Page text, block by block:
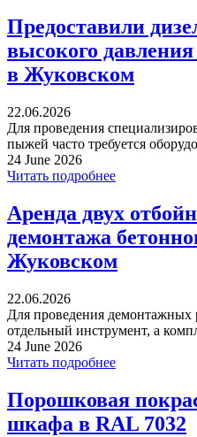
Предоставили
высокого
в Жуковском
22.06.2026
Для проведения
пыжей часто требуется
24 June 2026
Читать подробнее
Аренда двух
демонтажа
Жуковском
22.06.2026
Для проведения демонтажных
отдельный инструмент, а
24 June 2026
Читать подробнее
Порошковая
шкафа в RAL 7032